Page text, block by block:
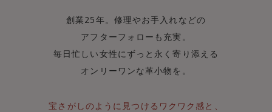
創業25年。修理やお手入れなどの
アフターフォローも充実。
毎日忙しい女性にずっと永く寄り添える
オンリーワンな革小物を。
宝さがしのように見つけるワクワク感と、